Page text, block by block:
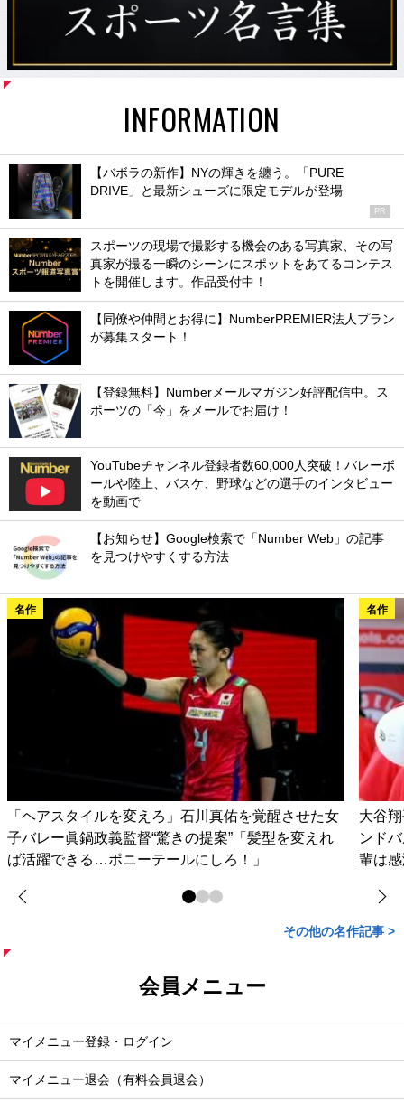
INFORMATION
【バボラの新作】NYの輝きを纏う。「PURE
DRIVE」と最新シューズに限定モデルが登場
PR
スポーツの現場で撮影する機会のある写真家、その写
真家が撮る一瞬のシーンにスポットをあてるコンテス
トを開催します。作品受付中！
【同僚や仲間とお得に】NumberPREMIER法人プラン
が募集スタート！
【登録無料】Numberメールマガジン好評配信中。ス
ポーツの「今」をメールでお届け！
YouTubeチャンネル登録者数60,000人突破！バレーボ
ールや陸上、バスケ、野球などの選手のインタビュー
を動画で
【お知らせ】Google検索で「Number Web」の記事
を見つけやすくする方法
名作
「ヘアスタイルを変えろ」石川真佑を覚醒させた女
子バレー眞鍋政義監督“驚きの提案”「髪型を変えれ
ば活躍できる…ポニーテールにしろ！」
名作
大谷
ンド
輩は
その他の名作記事 >
会員メニュー
マイメニュー登録・ログイン
マイメニュー退会（有料会員退会）